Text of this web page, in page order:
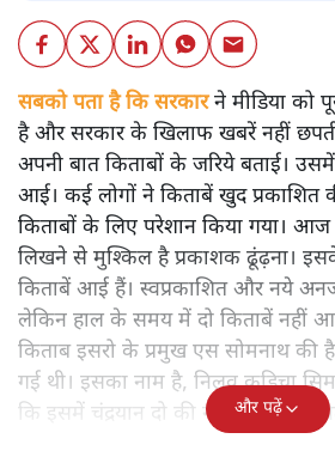
सबको पता है कि सरकारने मीडिया को
है और सरकार के खिलाफ खबरें नहीं
अपनी बात किताबों के जरिये बताई।
आई। कई लोगों ने किताबें खुद प्रकाशित
किताबों के लिए परेशान किया गया।
लिखने से मुश्किल है प्रकाशक ढूंढ़ना।
किताबें आई हैं। स्वप्रकाशित और नये
लेकिन हाल के समय में दो किताबें नहीं
किताब इसरो के प्रमुख एस सोमनाथ की
गई थी। इसका नाम है, निलवु कुडिचा
कि इसमें चंद्रयान दो की नाकामी से
और पढ़ें